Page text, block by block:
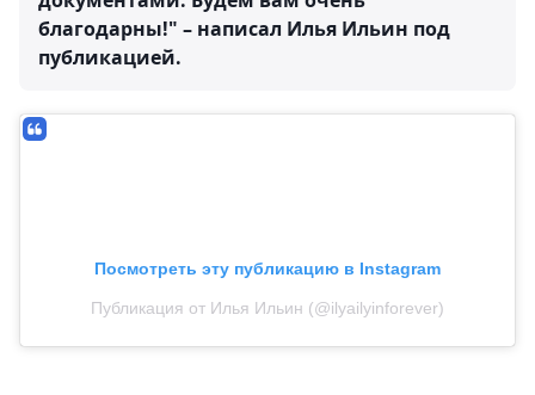
благодарны!" – написал Илья Ильин под
публикацией.
Посмотреть эту публикацию в Instagram
Публикация от Илья Ильин (@ilyailyinforever)